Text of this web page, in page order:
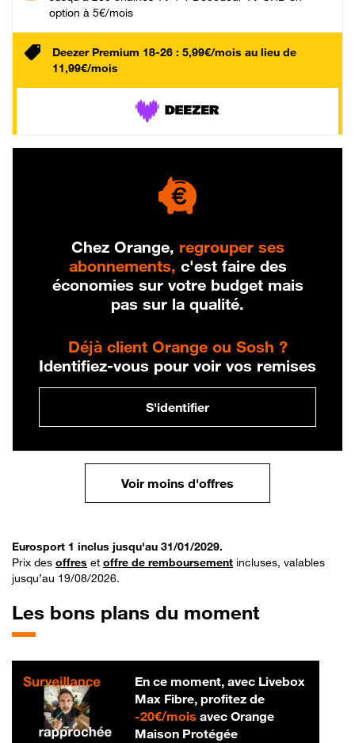
option à 5€/mois
Deezer Premium 18-26 : 5,99€/mois au lieu de
11,99€/mois
Chez Orange, regrouper ses
abonnements, c'est faire des
économies sur votre budget mais
pas sur la qualité.
Déjà client Orange ou Sosh ?
Identifiez-vous pour voir vos remises
S'identifier
Voir moins d'offres
Eurosport 1 inclus jusqu'au 31/01/2029.
Prix des offres et offre de remboursement incluses, valables
jusqu’au 19/08/2026.
Les bons plans du moment
En ce moment, avec Livebox
Max Fibre, profitez de
-20€/mois20 € par mois
avec Orange
Maison Protégée